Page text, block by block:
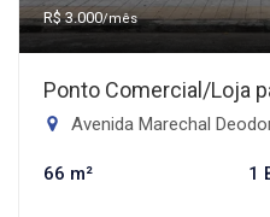
R$ 3.000/mês
Ponto Comercial/Loja
Avenida Marechal Deodoro
66 m² 1